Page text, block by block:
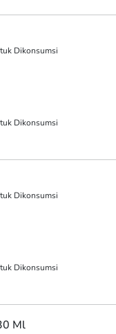
Dikonsumsi
Dikonsumsi
Dikonsumsi
Dikonsumsi
Ml